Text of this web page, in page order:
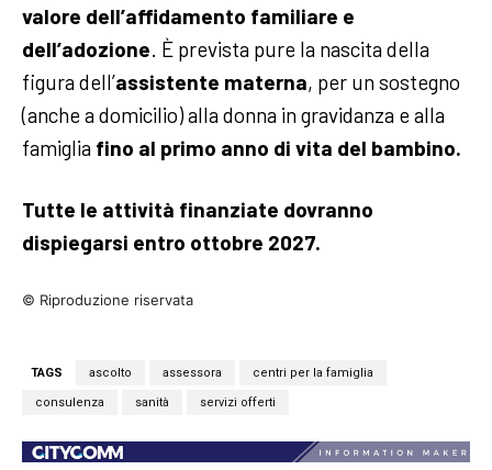
valore dell’affidamento familiare e
dell’adozione. È prevista pure la nascita della
figura dell’assistente materna, per un sostegno
(anche a domicilio) alla donna in gravidanza e alla
famiglia fino al primo anno di vita del bambino.
Tutte le attività finanziate dovranno
dispiegarsi entro ottobre 2027.
© Riproduzione riservata
TAGS ascolto assessora centri per la famiglia
consulenza sanità servizi offerti